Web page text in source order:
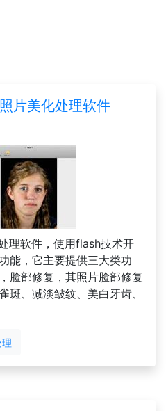
片美化处理软件
理软件，使用flash技术开
能，它主要提供三大类功
脸部修复，其照片脸部修复
斑、减淡皱纹、美白牙齿、